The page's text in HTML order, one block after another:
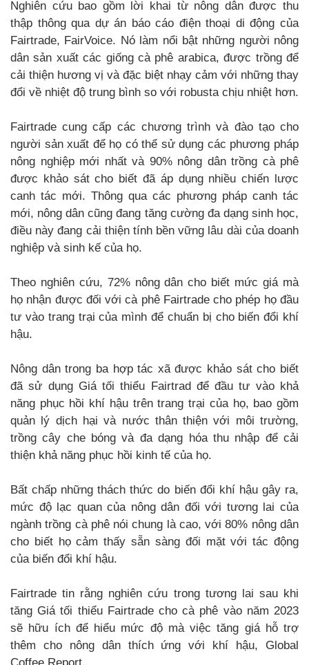
Nghiên cứu bao gồm lời khai từ nông dân được thu
thập thông qua dự án báo cáo điện thoại di động của
Fairtrade, FairVoice. Nó làm nổi bật những người nông
dân sản xuất các giống cà phê arabica, được trồng để
cải thiện hương vị và đặc biệt nhạy cảm với những thay
đổi về nhiệt độ trung bình so với robusta chịu nhiệt hơn.
Fairtrade cung cấp các chương trình và đào tạo cho
người sản xuất để họ có thể sử dụng các phương pháp
nông nghiệp mới nhất và 90% nông dân trồng cà phê
được khảo sát cho biết đã áp dụng nhiều chiến lược
canh tác mới. Thông qua các phương pháp canh tác
mới, nông dân cũng đang tăng cường đa dạng sinh học,
điều này đang cải thiện tính bền vững lâu dài của doanh
nghiệp và sinh kế của họ.
Theo nghiên cứu, 72% nông dân cho biết mức giá mà
họ nhận được đối với cà phê Fairtrade cho phép họ đầu
tư vào trang trại của mình để chuẩn bị cho biến đổi khí
hậu.
Nông dân trong ba hợp tác xã được khảo sát cho biết
đã sử dụng Giá tối thiểu Fairtrad để đầu tư vào khả
năng phục hồi khí hậu trên trang trại của họ, bao gồm
quản lý dịch hại và nước thân thiện với môi trường,
trồng cây che bóng và đa dạng hóa thu nhập để cải
thiện khả năng phục hồi kinh tế của họ.
Bất chấp những thách thức do biến đổi khí hậu gây ra,
mức độ lạc quan của nông dân đối với tương lai của
ngành trồng cà phê nói chung là cao, với 80% nông dân
cho biết họ cảm thấy sẵn sàng đối mặt với tác động
của biến đổi khí hậu.
Fairtrade tin rằng nghiên cứu trong tương lai sau khi
tăng Giá tối thiểu Fairtrade cho cà phê vào năm 2023
sẽ hữu ích để hiểu mức độ mà việc tăng giá hỗ trợ
thêm cho nông dân thích ứng với khí hậu, Global
Coffee Report.